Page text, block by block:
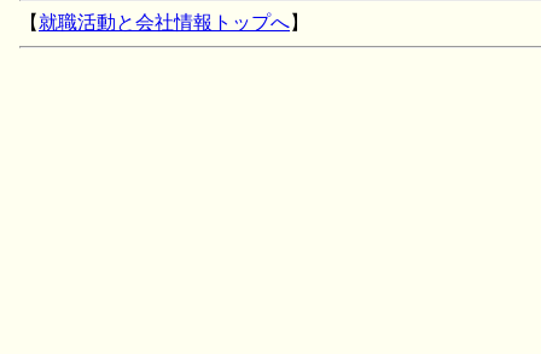
【 就職活動と会社情報トップへ】